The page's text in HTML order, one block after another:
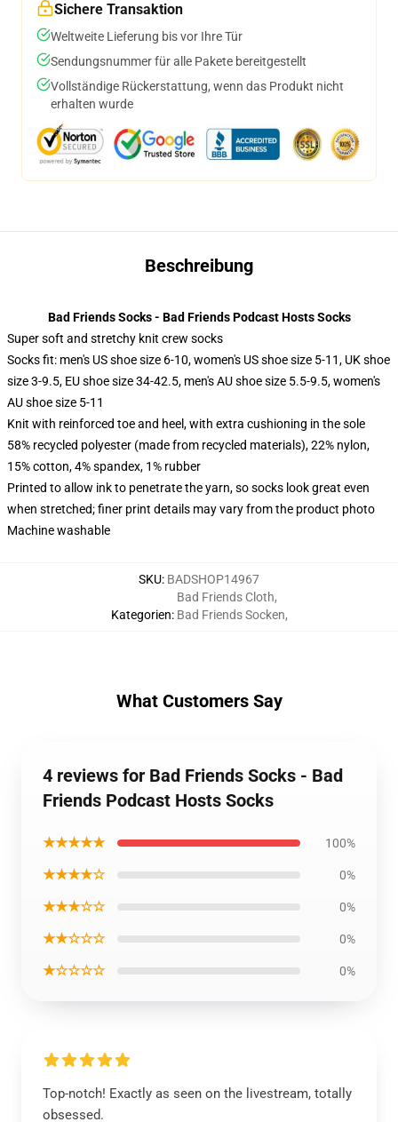
Sichere Transaktion
Weltweite Lieferung bis vor Ihre Tür
Sendungsnummer für alle Pakete bereitgestellt
Vollständige Rückerstattung, wenn das Produkt nicht
erhalten wurde
Beschreibung
Bad Friends Socks - Bad Friends Podcast Hosts Socks
Super soft and stretchy knit crew socks
Socks fit: men's US shoe size 6-10, women's US shoe size 5-11, UK shoe
size 3-9.5, EU shoe size 34-42.5, men's AU shoe size 5.5-9.5, women's
AU shoe size 5-11
Knit with reinforced toe and heel, with extra cushioning in the sole
58% recycled polyester (made from recycled materials), 22% nylon,
15% cotton, 4% spandex, 1% rubber
Printed to allow ink to penetrate the yarn, so socks look great even
when stretched; finer print details may vary from the product photo
Machine washable
SKU: BADSHOP14967
Kategorien:
Bad Friends Cloth,
Bad Friends Socken,
What Customers Say
4 reviews for Bad Friends Socks - Bad
Friends Podcast Hosts Socks
★★★★★ 100%
★★★★☆ 0%
★★★☆☆ 0%
★★☆☆☆ 0%
★☆☆☆☆ 0%
Top-notch! Exactly as seen on the livestream, totally
obsessed.